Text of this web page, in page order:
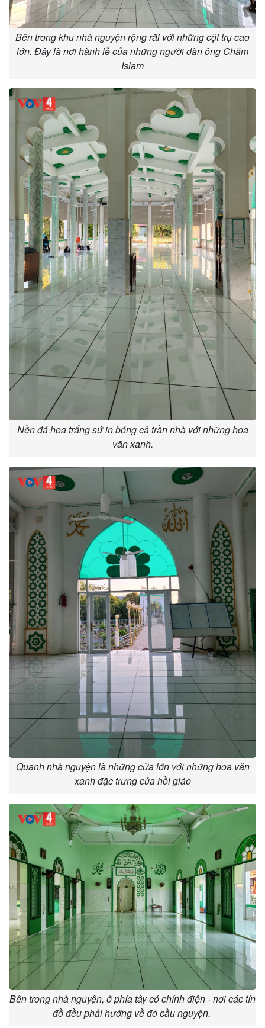
Bên trong khu nhà nguyện rộng rãi với những cột trụ cao
lớn. Đây là nơi hành lễ của những người đàn ông Chăm
Islam
Nền đá hoa trắng sứ in bóng cả trần nhà với những hoa
văn xanh.
Quanh nhà nguyện là những cửa lớn với những hoa văn
xanh đặc trưng của hồi giáo
Bên trong nhà nguyện, ở phía tây có chính điện - nơi các tín
đồ đều phải hướng về đó cầu nguyện.